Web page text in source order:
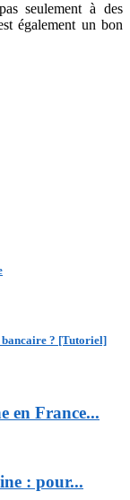
seulement à des
également un bon
bancaire ? [Tutoriel]
en France...
: pour...